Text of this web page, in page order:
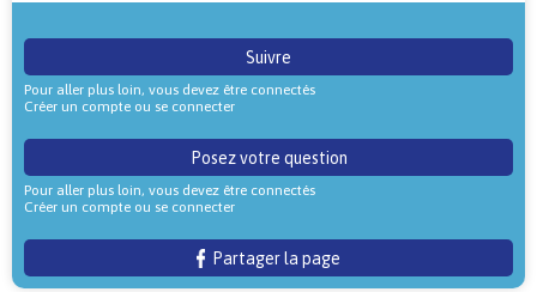
Suivre
Pour aller plus loin, vous devez être connectés
Créer un compte ou se connecter
Posez votre question
Pour aller plus loin, vous devez être connectés
Créer un compte ou se connecter
Partager la page